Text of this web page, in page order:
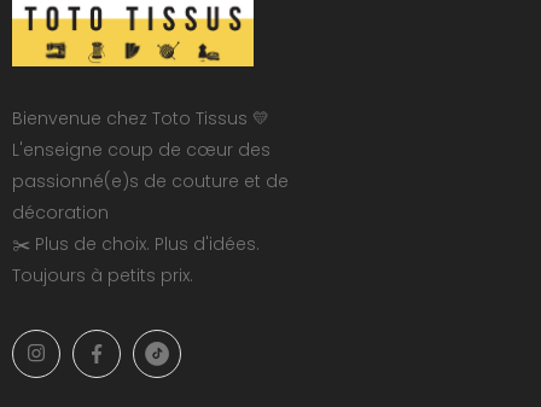
Bienvenue chez Toto Tissus 💛
L'enseigne coup de cœur des
passionné(e)s de couture et de
décoration
✂️ Plus de choix. Plus d'idées.
Toujours à petits prix.